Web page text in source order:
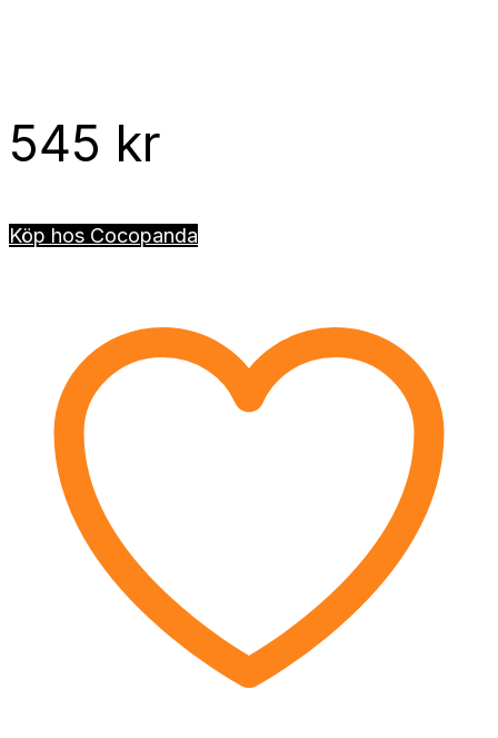
545 kr
Köp hos Cocopanda